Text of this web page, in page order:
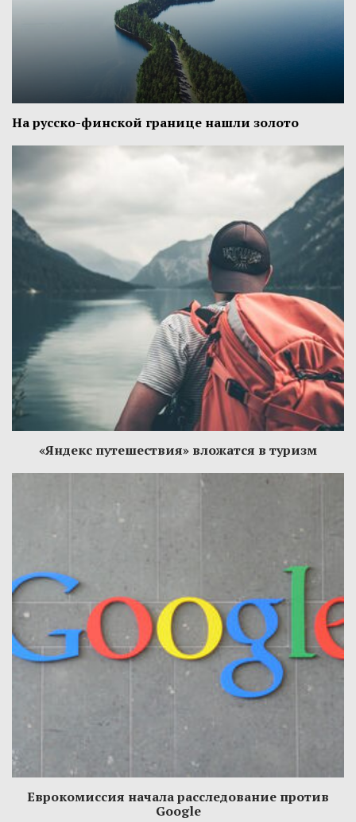
На русско-финской границе нашли золото
«Яндекс путешествия» вложатся в туризм
Еврокомиссия начала расследование против
Google